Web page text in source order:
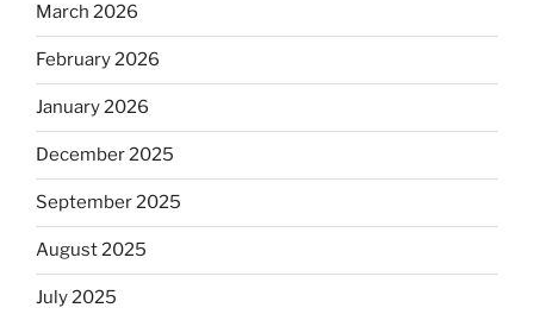
March 2026
February 2026
January 2026
December 2025
September 2025
August 2025
July 2025